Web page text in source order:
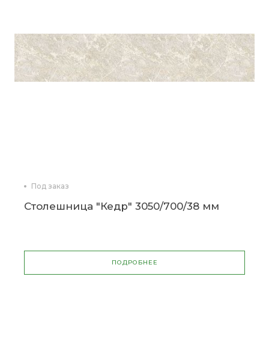
Под заказ
Столешница "Кедр" 3050/700/38 мм
ПОДРОБНЕЕ